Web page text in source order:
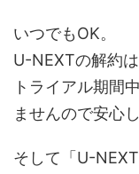
いつでもOK。
U-NEXTの解約
トライアル期間
ませんので安心
そして「U-